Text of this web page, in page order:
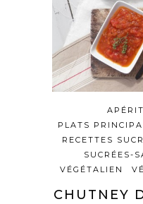
PLATS
RECETTES
SUCRÉES-
VÉGÉTALIEN
CHUTNEY